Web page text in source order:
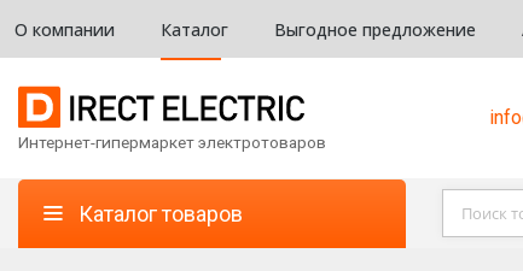
О компании Каталог Выгодное предложение
Интернет-гипермаркет электротоваров
Каталог товаров